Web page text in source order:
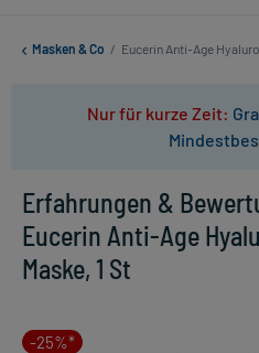
Masken & Co / Eucerin Anti-Age
Nur für kurze Zeit:
Erfahrungen &
Eucerin Anti-Age
Maske, 1 St
-25%*